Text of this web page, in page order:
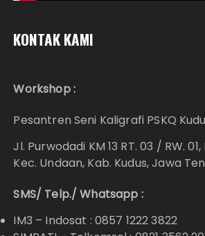
KONTAK KAMI
Workshop :
Pesantren Seni Kaligrafi PSKQ
Jl. Purwodadi KM 13 RT. 03 / RW.
Kec. Undaan, Kab. Kudus, Jawa
SMS/ Telp./ Whatsapp :
IM3 – Indosat : 0857 1222 3822